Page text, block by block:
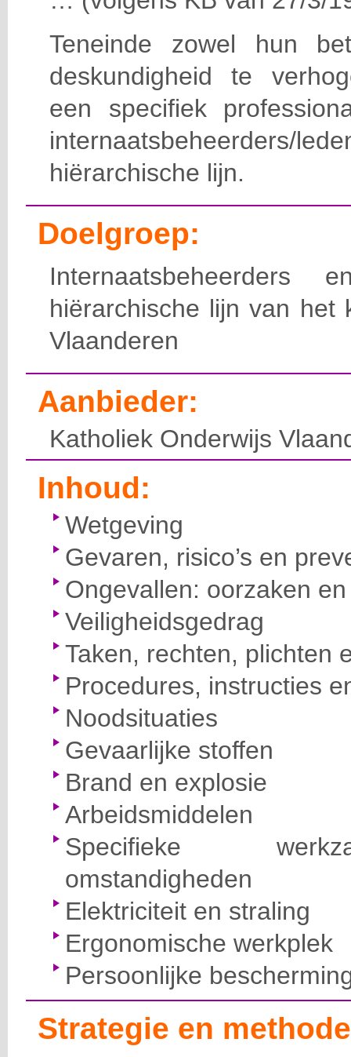
Teneinde zowel hun
deskundigheid te
een specifiek
hiërarchische lijn.
Doelgroep:
hiërarchische lijn van het
Vlaanderen
Aanbieder:
Katholiek Onderwijs
Inhoud:
Wetgeving
Gevaren, risico’s en
Ongevallen: oorzaken
Veiligheidsgedrag
Taken, rechten, plichten
Procedures, instructies
Noodsituaties
Gevaarlijke stoffen
Brand en explosie
Arbeidsmiddelen
Specifieke
omstandigheden
Elektriciteit en straling
Ergonomische werkplek
Persoonlijke
Strategie en